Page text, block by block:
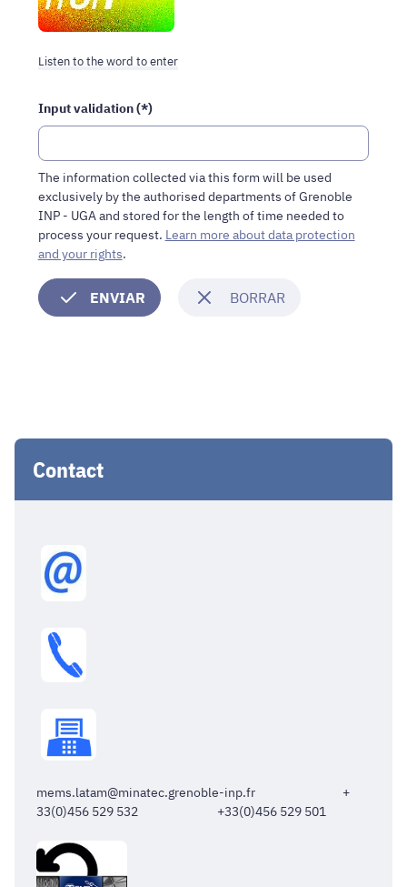
please
fill
in
Humans
should
leave
it
blank.
Listen to the word to enter
Input validation (*)
The information collected via this form will be used
exclusively by the authorised departments of Grenoble
INP - UGA and stored for the length of time needed to
process your request. Learn more about data protection
and your rights.
Contact
mems.latam@minatec.grenoble-inp.fr +
33(0)456 529 532 +33(0)456 529 501